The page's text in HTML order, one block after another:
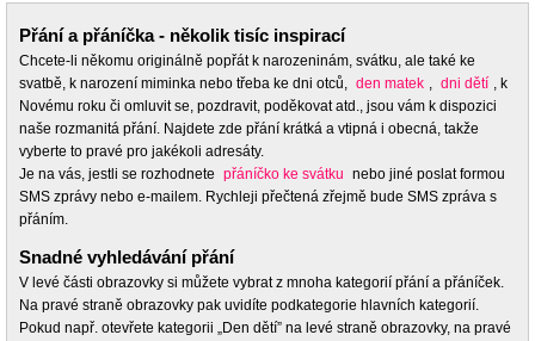
Přání a přáníčka - několik tisíc inspirací
Chcete-li někomu originálně popřát k narozeninám, svátku, ale také ke
svatbě, k narození miminka nebo třeba ke dni otců, den matek , dni dětí , k
Novému roku či omluvit se, pozdravit, poděkovat atd., jsou vám k dispozici
naše rozmanitá přání. Najdete zde přání krátká a vtipná i obecná, takže
vyberte to pravé pro jakékoli adresáty.
Je na vás, jestli se rozhodnete přáníčko ke svátku nebo jiné poslat formou
SMS zprávy nebo e-mailem. Rychleji přečtená zřejmě bude SMS zpráva s
přáním.
Snadné vyhledávání přání
V levé části obrazovky si můžete vybrat z mnoha kategorií přání a přáníček.
Na pravé straně obrazovky pak uvidíte podkategorie hlavních kategorií.
Pokud např. otevřete kategorii „Den dětí” na levé straně obrazovky, na pravé